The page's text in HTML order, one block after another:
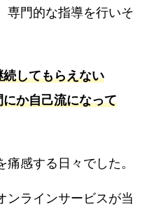
専門的な指導を行いそ
してもらえない
か自己流になって
感する日々でした。
ンラインサービスが当